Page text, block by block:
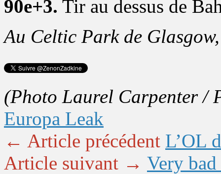
90e+3. Tir au dessus de
Au Celtic Park de Glasgow,
(Photo Laurel Carpenter /
Europa Leak
← Article précédent L’OL
Article suivant → Very